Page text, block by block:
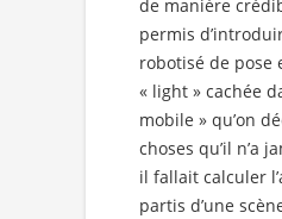
de manière
permis
robotisé de pose
« light » cachée
mobile » qu’on
choses qu’il n’a
il fallait calculer
partis d’une